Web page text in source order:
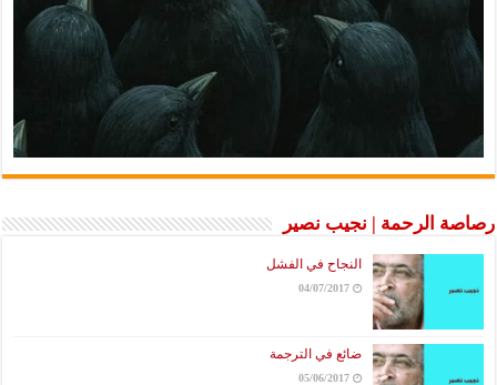
رصاصة الرحمة | نجيب نصير
النجاح في الفشل
04/07/2017
ضائع في الترجمة
05/06/2017